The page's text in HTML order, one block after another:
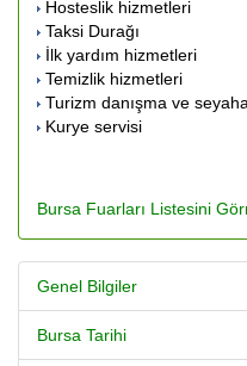
Hosteslik hizmetleri
Taksi Durağı
İlk yardım hizmetleri
Temizlik hizmetleri
Turizm danışma ve
Kurye servisi
Bursa Fuarları Listesini
Genel Bilgiler
Bursa Tarihi